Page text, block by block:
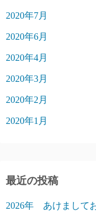
2020年7月
2020年6月
2020年4月
2020年3月
2020年2月
2020年1月
最近の投稿
2026年 あけまして